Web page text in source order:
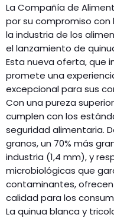
La Compañía de
por su compromiso con
la industria de los
el lanzamiento de
Esta nueva oferta, que
promete una
excepcional para sus
Con una pureza
cumplen con los
seguridad alimentaria.
granos, un 70% más
industria (1,4 mm), y
microbiológicas que
contaminantes,
calidad para los
La quinua blanca y